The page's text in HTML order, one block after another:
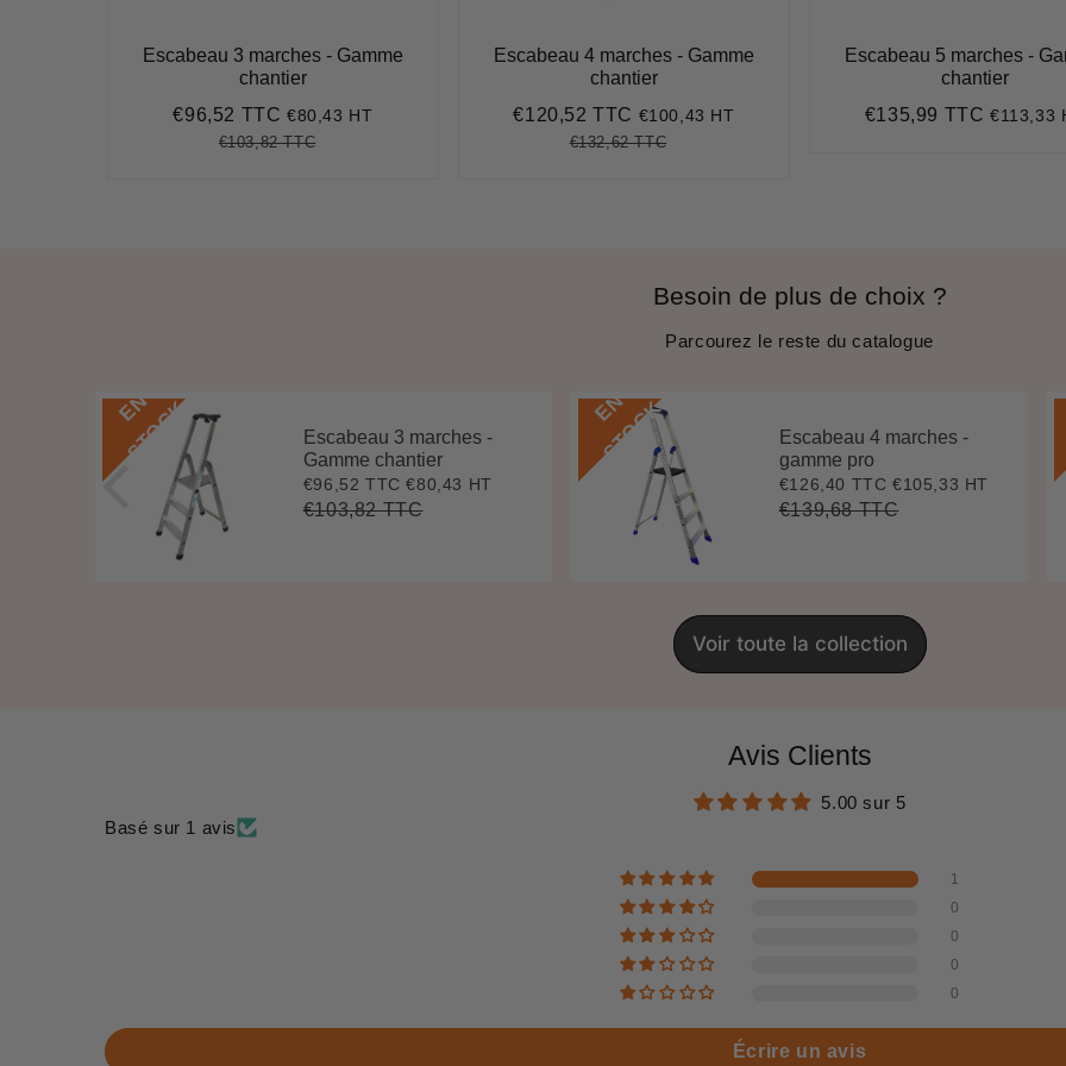
Escabeau 3 marches - Gamme
chantier
Prix
réduit
€96,52 TTC€96,52
€80,43 HT
Prix
€103,82 TTC€103,82
Escabeau 4 marches - Gamme
chantier
Prix
€120,52 TTC €120,52
€100,43 HT
Prix
€132,62 TTC€132,62
Escabeau 5 marches -
chantier
Prix
€135,99 TTC€135,99
€113,33
Besoin de plus de choix ?
Parcourez le reste du catalogue
E
N
S
T
O
C
K
Escabeau 3 marches -
Gamme chantier
Prix
réduit
€96,52 TTC€96,52
€80,43 HT
Prix
€103,82 TTC€103,82
E
N
S
T
O
C
K
Escabeau 4 marches -
gamme pro
Prix
réduit
€126,40 TTC €126,40
€105,33 HT
Prix
€139,68 TTC€139,68
Voir toute la collection
Avis Clients
5.00 sur 5
Basé sur 1 avis
1
0
0
0
0
Écrire un avis